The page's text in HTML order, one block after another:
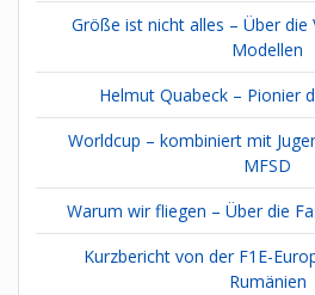
Größe ist nicht alles – Über die
Modellen
Helmut Quabeck – Pionier
Worldcup – kombiniert mit
MFSD
Warum wir fliegen – Über die
Kurzbericht von der F1E-
Rumänien